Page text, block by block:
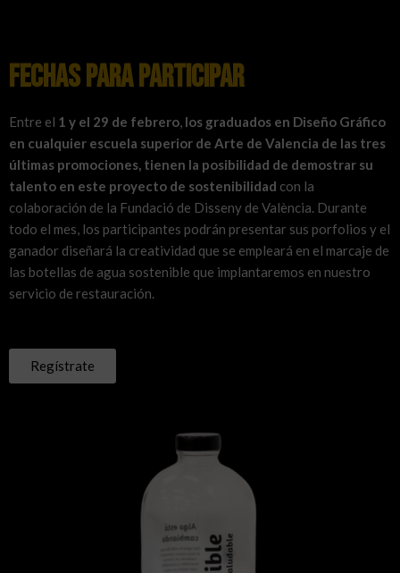
FECHAS PARA PARTICIPAR
Entre el 1 y el 29 de febrero, los graduados en Diseño Gráfico
en cualquier escuela superior de Arte de Valencia de las tres
últimas promociones, tienen la posibilidad de demostrar su
talento en este proyecto de sostenibilidad con la
colaboración de la Fundació de Disseny de València. Durante
todo el mes, los participantes podrán presentar sus porfolios y el
ganador diseñará la creatividad que se empleará en el marcaje de
las botellas de agua sostenible que implantaremos en nuestro
servicio de restauración.
Regístrate